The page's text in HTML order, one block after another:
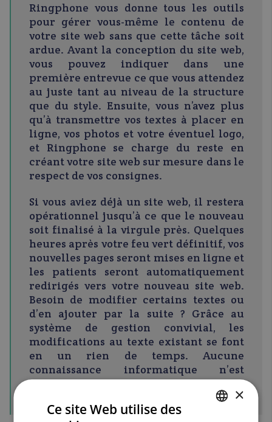
Ringphone vous donne tous les outils
pour gérer vous-même le contenu de
votre site web sans que cette tâche soit
ardue. Avant la conception du site web,
vous pouvez indiquer dans une
première entrevue ce que vous attendez
au juste tant au niveau de la structure
que du style. Ensuite, vous n’avez plus
qu’à transmettre vos textes à placer en
ligne, vos photos et votre éventuel logo,
et Ringphone se charge du reste en
créant votre site web sur mesure dans le
respect de vos consignes.
Si vous aviez déjà un site web, il restera
opérationnel jusqu’à ce que le nouveau
soit finalisé à la virgule près. Quelques
heures après votre feu vert définitif, vos
nouvelles pages seront mises en ligne et
les patients seront automatiquement
redirigés vers votre nouveau site web.
Besoin de modifier certains textes ou
d’en ajouter par la suite ? Grâce au
système de gestion convivial, les
modifications au texte existant se font
en un rien de temps. Aucune
connaissance informatique n’est
requise !
×
Ce site Web utilise des